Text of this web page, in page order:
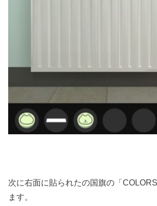
次に右面に貼られたの国旗の「
ます。